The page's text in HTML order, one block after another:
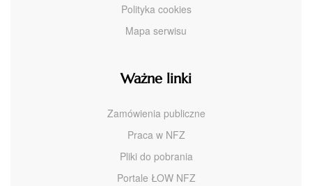
Polityka cookies
Mapa serwisu
Ważne linki
Zamówienia publiczne
Praca w NFZ
Pliki do pobrania
Portale ŁOW NFZ